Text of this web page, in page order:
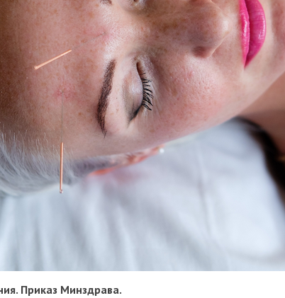
Приказ Минздрава.